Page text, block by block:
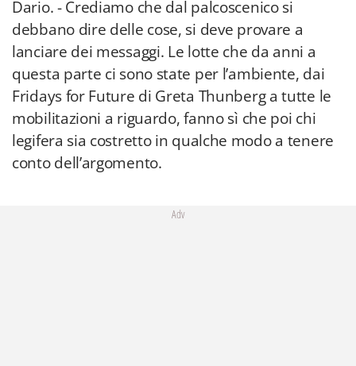
Dario. - Crediamo che dal palcoscenico si
debbano dire delle cose, si deve provare a
lanciare dei messaggi. Le lotte che da anni a
questa parte ci sono state per l’ambiente, dai
Fridays for Future di Greta Thunberg a tutte le
mobilitazioni a riguardo, fanno sì che poi chi
legifera sia costretto in qualche modo a tenere
conto dell’argomento.
Adv